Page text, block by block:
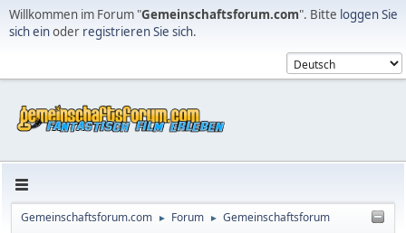
Willkommen im Forum "Gemeinschaftsforum.com". Bitte loggen Sie
sich einoder registrieren Sie sich.
Gemeinschaftsforum.com ► Forum ► Gemeinschaftsforum